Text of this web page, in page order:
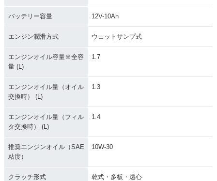
バッテリー容量 12V-10Ah
エンジン潤滑方式 ウェットサンプ式
エンジンオイル容量※全容
量 (L)
1.7
エンジンオイル量（オイル
交換時） (L)
1.3
エンジンオイル量（フィル
タ交換時） (L)
1.4
推奨エンジンオイル（SAE
粘度）
10W-30
クラッチ形式 乾式・多板・遠心